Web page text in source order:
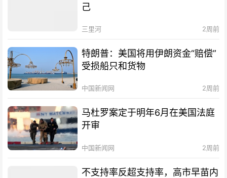
己
三里河 2周前
特朗普：美国将用伊朗资金“赔偿”
受损船只和货物
中国新闻网 2周前
马杜罗案定于明年6月在美国法庭
开审
中国新闻网 2周前
不支持率反超支持率，高市早苗内